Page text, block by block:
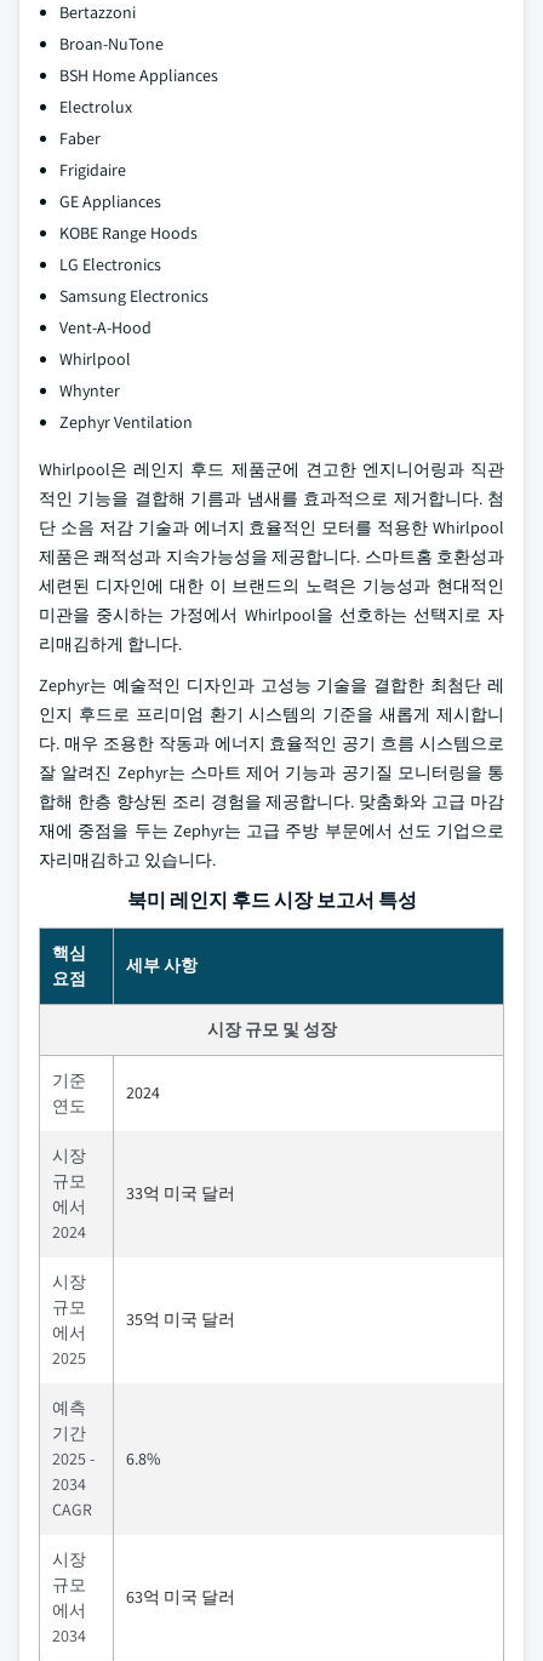
Bertazzoni
Broan-NuTone
BSH Home Appliances
Electrolux
Faber
Frigidaire
GE Appliances
KOBE Range Hoods
LG Electronics
Samsung Electronics
Vent-A-Hood
Whirlpool
Whynter
Zephyr Ventilation
Whirlpool은 레인지 후드 제품군에 견고한 엔지니어링과 직관
적인 기능을 결합해 기름과 냄새를 효과적으로 제거합니다. 첨
단 소음 저감 기술과 에너지 효율적인 모터를 적용한 Whirlpool
제품은 쾌적성과 지속가능성을 제공합니다. 스마트홈 호환성과
세련된 디자인에 대한 이 브랜드의 노력은 기능성과 현대적인
미관을 중시하는 가정에서 Whirlpool을 선호하는 선택지로 자
리매김하게 합니다.
Zephyr는 예술적인 디자인과 고성능 기술을 결합한 최첨단 레
인지 후드로 프리미엄 환기 시스템의 기준을 새롭게 제시합니
다. 매우 조용한 작동과 에너지 효율적인 공기 흐름 시스템으로
잘 알려진 Zephyr는 스마트 제어 기능과 공기질 모니터링을 통
합해 한층 향상된 조리 경험을 제공합니다. 맞춤화와 고급 마감
재에 중점을 두는 Zephyr는 고급 주방 부문에서 선도 기업으로
자리매김하고 있습니다.
북미 레인지 후드 시장 보고서 특성
핵심
요점
세부 사항
시장 규모 및 성장
기준
연도
2024
시장
규모
에서
2024
33억 미국 달러
시장
규모
에서
2025
35억 미국 달러
예측
기간
2025 -
2034
CAGR
6.8%
시장
규모
에서
2034
63억 미국 달러